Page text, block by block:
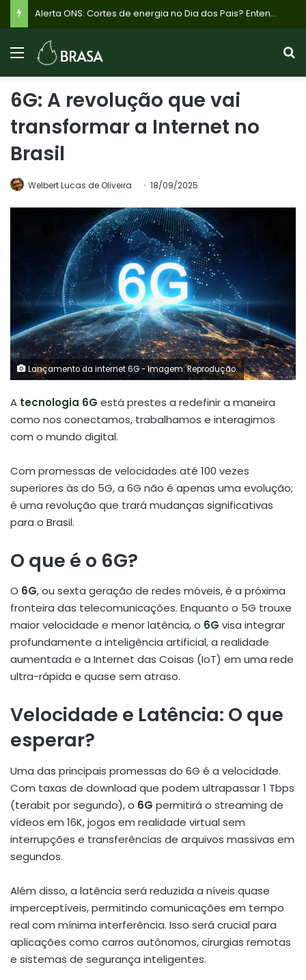
Alerta ONS: Cortes de energia no Dia dos Pais? Entenda o plano emergencial para evitar apagões por excesso de sol e baixa demanda
6G: A revolução que vai
transformar a Internet no
Brasil
Welbert Lucas de Oliveira 18/09/2025
Lançamento da internet 6G - Imagem: Reprodução.
A tecnologia 6G está prestes a redefinir a maneira
como nos conectamos, trabalhamos e interagimos
com o mundo digital.
Com promessas de velocidades até 100 vezes
superiores às do 5G, a 6G não é apenas uma evolução;
é uma revolução que trará mudanças significativas
para o Brasil.
O que é o 6G?
O 6G, ou sexta geração de redes móveis, é a próxima
fronteira das telecomunicações. Enquanto o 5G trouxe
maior velocidade e menor latência, o 6G visa integrar
profundamente a inteligência artificial, a realidade
aumentada e a Internet das Coisas (IoT) em uma rede
ultra-rápida e quase sem atraso.
Velocidade e Latência: O que
esperar?
Uma das principais promessas do 6G é a velocidade.
Com taxas de download que podem ultrapassar 1 Tbps
(terabit por segundo), o 6G permitirá o streaming de
vídeos em 16K, jogos em realidade virtual sem
interrupções e transferências de arquivos massivas em
segundos.
Além disso, a latência será reduzida a níveis quase
imperceptíveis, permitindo comunicações em tempo
real com mínima interferência. Isso será crucial para
aplicações como carros autônomos, cirurgias remotas
e sistemas de segurança inteligentes.